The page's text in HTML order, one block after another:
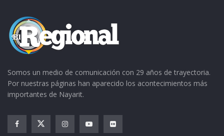
Somos un medio de comunicación con 29 años de trayectoria.
Por nuestras páginas han aparecido los acontecimientos más
importantes de Nayarit.